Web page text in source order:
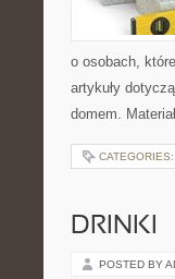
o osobach,
artykuły
domem.
CATEGORIES:
DRINKI
POSTED BY